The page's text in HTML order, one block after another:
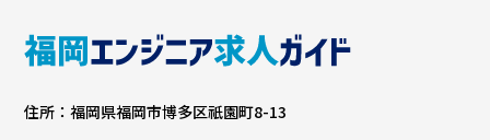
住所：福岡県福岡市博多区祇園町8-13